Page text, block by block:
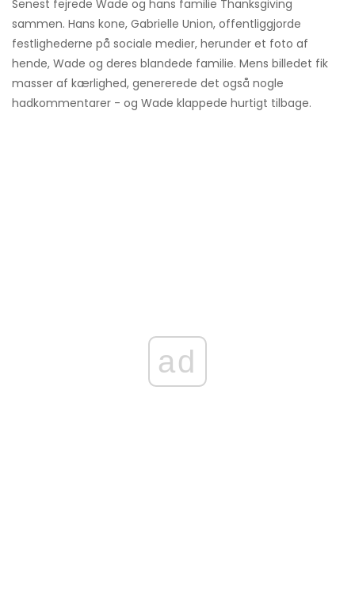
Senest fejrede Wade og hans familie Thanksgiving
sammen. Hans kone, Gabrielle Union, offentliggjorde
festlighederne på sociale medier, herunder et foto af
hende, Wade og deres blandede familie. Mens billedet fik
masser af kærlighed, genererede det også nogle
hadkommentarer - og Wade klappede hurtigt tilbage.
ad